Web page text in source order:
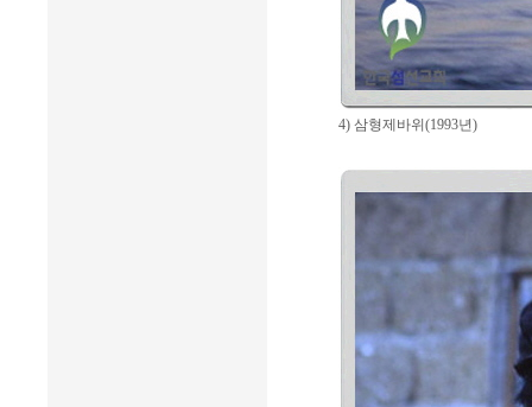
4) 삼형제바위(1993년)